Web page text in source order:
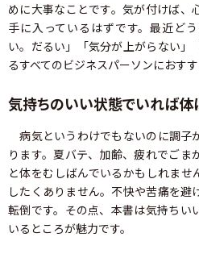
めに大事なことです。気が付けば、
手に入っているはずです。最近ど
い。だるい」「気分が上がらない」
るすべてのビジネスパーソンにおすす
気持ちのいい状態でいれば体
病気というわけでもないのに調子
ります。夏バテ、加齢、疲れでごま
と体をむしばんでいるかもしれま
したくありません。不快や苦痛を
転倒です。その点、本書は気持ちい
いるところが魅力です。